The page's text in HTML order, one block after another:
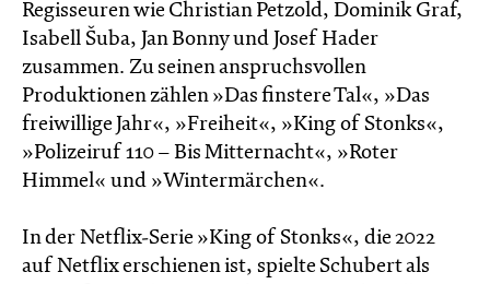
Regisseuren wie Christian Petzold, Dominik Graf,
Isabell Šuba, Jan Bonny und Josef Hader
zusammen. Zu seinen anspruchsvollen
Produktionen zählen »Das finstere Tal«, »Das
freiwillige Jahr«, »Freiheit«, »King of Stonks«,
»Polizeiruf 110 – Bis Mitternacht«, »Roter
Himmel« und »Wintermärchen«.
In der Netflix-Serie »King of Stonks«, die 2022
auf Netflix erschienen ist, spielte Schubert als